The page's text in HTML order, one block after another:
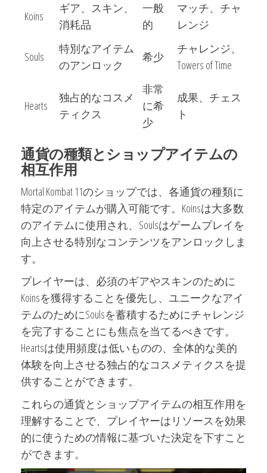
Koins
ギア、スキン、
消耗品
一般
的
マッチ、チャ
レンジ
Souls
特別なアイテム
のアンロック
希少
チャレンジ、
Towers of Time
Hearts
独占的なコスメ
ティクス
非常
に希
少
成果、チェス
ト
通貨の種類とショップアイテムの
相互作用
Mortal Kombat 11のショップでは、各通貨の種類に
特定のアイテムが購入可能です。Koinsは大多数
のアイテムに使用され、Soulsはゲームプレイを
向上させる特別なコンテンツをアンロックしま
す。
プレイヤーは、必須のギアやスキンのために
Koinsを獲得することを優先し、ユニークなアイ
テムのためにSoulsを蓄積するためにチャレンジ
を完了することにも焦点を当てるべきです。
Heartsは使用頻度は低いものの、全体的な美的
体験を向上させる独占的なコスメティクスを提
供することができます。
これらの通貨とショップアイテムの相互作用を
理解することで、プレイヤーはリソースを効果
的に使うための情報に基づいた決定を下すこと
ができます。